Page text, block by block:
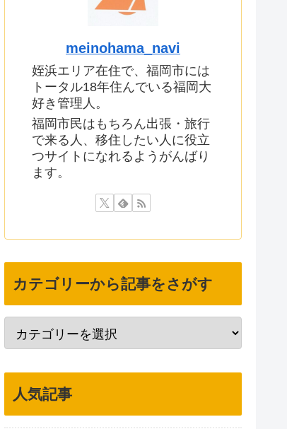
meinohama_navi
姪浜エリア在住で、福岡市には
トータル18年住んでいる福岡大
好き管理人。
福岡市民はもちろん出張・旅行
で来る人、移住したい人に役立
つサイトになれるようがんばり
ます。
カテゴリーから記事をさがす
人気記事